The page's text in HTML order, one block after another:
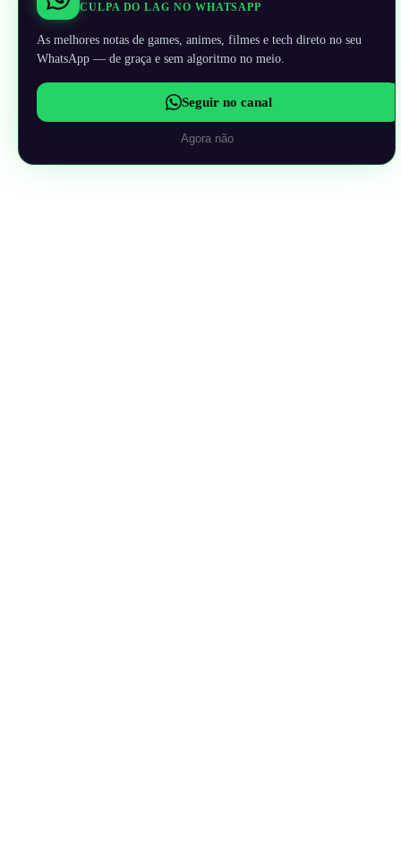
CULPA DO LAG NO WHATSAPP
As melhores notas de games, animes, filmes e tech direto no seu
WhatsApp — de graça e sem algoritmo no meio.
Seguir no canal
Agora não